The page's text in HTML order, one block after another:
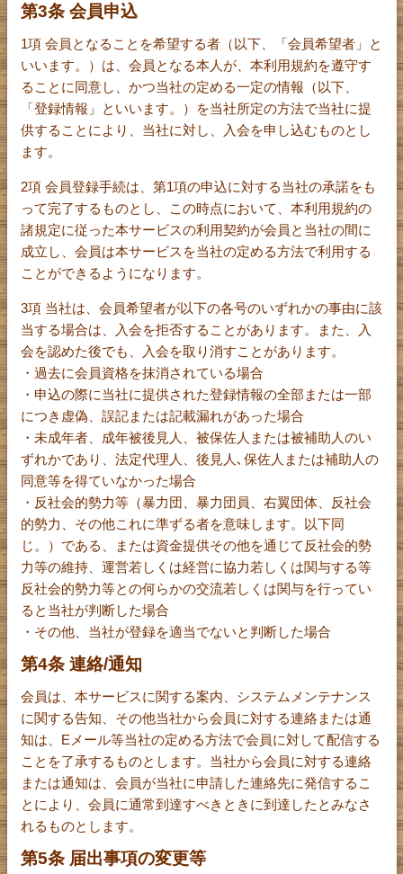
第3条 会員申込
1項 会員となることを希望する者（以下、「会員希望者」と
いいます。）は、会員となる本人が、本利用規約を遵守す
ることに同意し、かつ当社の定める一定の情報（以下、
「登録情報」といいます。）を当社所定の方法で当社に提
供することにより、当社に対し、入会を申し込むものとし
ます。
2項 会員登録手続は、第1項の申込に対する当社の承諾をも
って完了するものとし、この時点において、本利用規約の
諸規定に従った本サービスの利用契約が会員と当社の間に
成立し、会員は本サービスを当社の定める方法で利用する
ことができるようになります。
3項 当社は、会員希望者が以下の各号のいずれかの事由に該
当する場合は、入会を拒否することがあります。また、入
会を認めた後でも、入会を取り消すことがあります。
・過去に会員資格を抹消されている場合
・申込の際に当社に提供された登録情報の全部または一部
につき虚偽、誤記または記載漏れがあった場合
・未成年者、成年被後見人、被保佐人または被補助人のい
ずれかであり、法定代理人、後見人､保佐人または補助人の
同意等を得ていなかった場合
・反社会的勢力等（暴力団、暴力団員、右翼団体、反社会
的勢力、その他これに準ずる者を意味します。以下同
じ。）である、または資金提供その他を通じて反社会的勢
力等の維持、運営若しくは経営に協力若しくは関与する等
反社会的勢力等との何らかの交流若しくは関与を行ってい
ると当社が判断した場合
・その他、当社が登録を適当でないと判断した場合
第4条 連絡/通知
会員は、本サービスに関する案内、システムメンテナンス
に関する告知、その他当社から会員に対する連絡または通
知は、Eメール等当社の定める方法で会員に対して配信する
ことを了承するものとします。当社から会員に対する連絡
または通知は、会員が当社に申請した連絡先に発信するこ
とにより、会員に通常到達すべきときに到達したとみなさ
れるものとします。
第5条 届出事項の変更等